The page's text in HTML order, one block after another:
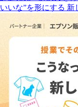
いいな”を形にする 新